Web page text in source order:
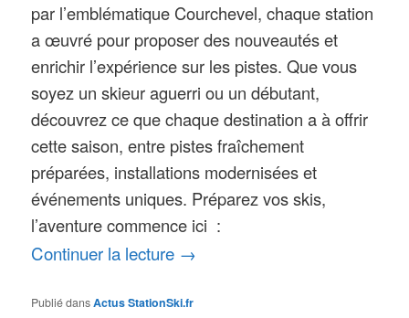
par l’emblématique Courchevel, chaque station
a œuvré pour proposer des nouveautés et
enrichir l’expérience sur les pistes. Que vous
soyez un skieur aguerri ou un débutant,
découvrez ce que chaque destination a à offrir
cette saison, entre pistes fraîchement
préparées, installations modernisées et
événements uniques. Préparez vos skis,
l’aventure commence ici :
Continuer la lecture →
Publié dansActus StationSki.fr